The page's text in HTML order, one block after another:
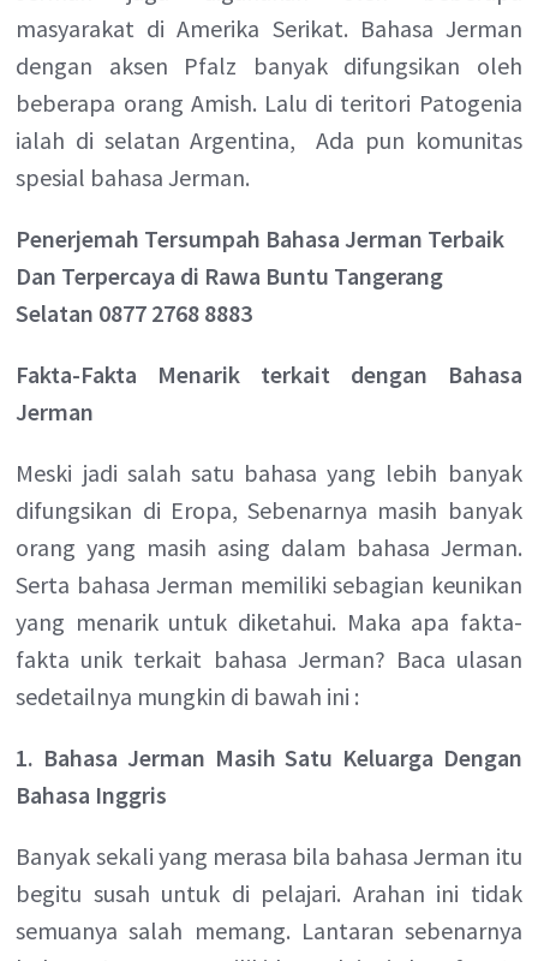
masyarakat di Amerika Serikat. Bahasa Jerman
dengan aksen Pfalz banyak difungsikan oleh
beberapa orang Amish. Lalu di teritori Patogenia
ialah di selatan Argentina, Ada pun komunitas
spesial bahasa Jerman.
Penerjemah Tersumpah Bahasa Jerman Terbaik
Dan Terpercaya di Rawa Buntu Tangerang
Selatan 0877 2768 8883
Fakta-Fakta Menarik terkait dengan Bahasa
Jerman
Meski jadi salah satu bahasa yang lebih banyak
difungsikan di Eropa, Sebenarnya masih banyak
orang yang masih asing dalam bahasa Jerman.
Serta bahasa Jerman memiliki sebagian keunikan
yang menarik untuk diketahui. Maka apa fakta-
fakta unik terkait bahasa Jerman? Baca ulasan
sedetailnya mungkin di bawah ini :
1. Bahasa Jerman Masih Satu Keluarga Dengan
Bahasa Inggris
Banyak sekali yang merasa bila bahasa Jerman itu
begitu susah untuk di pelajari. Arahan ini tidak
semuanya salah memang. Lantaran sebenarnya